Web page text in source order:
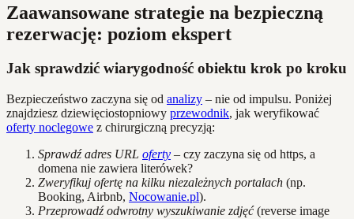
Zaawansowane strategie na bezpieczną
rezerwację: poziom ekspert
Jak sprawdzić wiarygodność obiektu krok po kroku
Bezpieczeństwo zaczyna się od analizy – nie od impulsu. Poniżej
znajdziesz dziewięciostopniowy przewodnik, jak weryfikować
oferty noclegowe z chirurgiczną precyzją:
Sprawdź adres URL oferty – czy zaczyna się od https, a
domena nie zawiera literówek?
Zweryfikuj ofertę na kilku niezależnych portalach (np.
Booking, Airbnb, Nocowanie.pl).
Przeprowadź odwrotny wyszukiwanie zdjęć(reverse image